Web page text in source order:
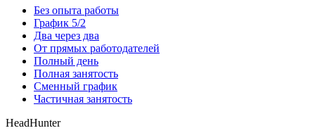
Без опыта работы
График 5/2
Два через два
От прямых работодателей
Полный день
Полная занятость
Сменный график
Частичная занятость
HeadHunter